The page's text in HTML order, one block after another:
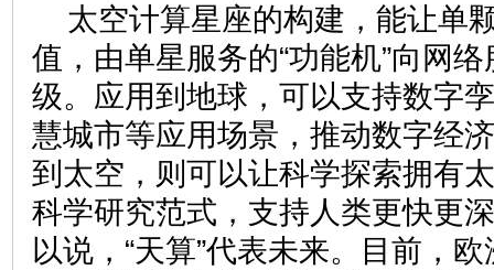
太空计算星座的构建，能让单
值，由单星服务的“功能机”向网络
级。应用到地球，可以支持数字
慧城市等应用场景，推动数字经
到太空，则可以让科学探索拥有
科学研究范式，支持人类更快更
以说，“天算”代表未来。目前，